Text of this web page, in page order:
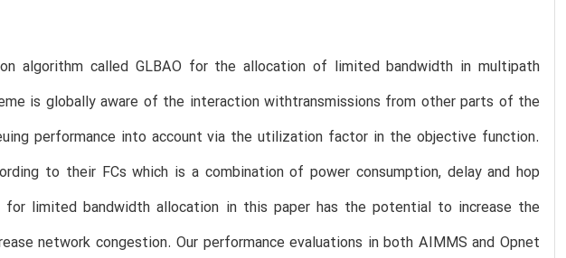
algorithm called GLBAO for the allocation of limited bandwidth in multipath
is globally aware of the interaction withtransmissions from other parts of the
performance into account via the utilization factor in the objective function.
to their FCs which is a combination of power consumption, delay and hop
limited bandwidth allocation in this paper has the potential to increase the
network congestion. Our performance evaluations in both AIMMS and Opnet